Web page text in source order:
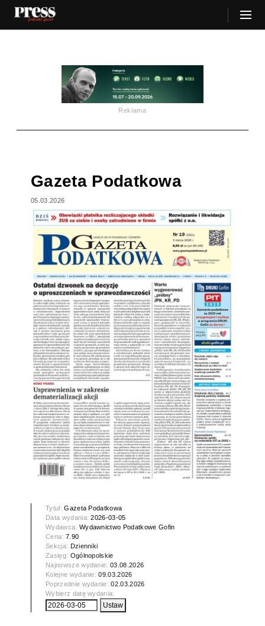
Reklama
Gazeta Podatkowa
05.03.2026
Tytuł:Gazeta Podatkowa
Data wydania:2026-03-05
Wydawca: Wydawnictwo Podatkowe Gofin
Cena: 7.90
Sekcja: Dzienniki
Zasięg: Ogólnopolskie
Najnowsze wydanie:03.08.2026
Kolejne wydanie:09.03.2026
Poprzednie wydanie:02.03.2026
Wybierz datę wydania: